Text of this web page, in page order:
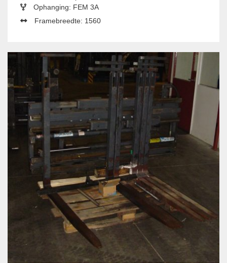
Ophanging: FEM 3A
Framebreedte: 1560